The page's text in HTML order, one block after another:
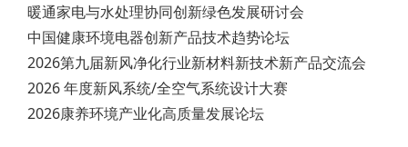
暖通家电与水处理协同创新绿色发展研讨会
中国健康环境电器创新产品技术趋势论坛
2026第九届新风净化行业新材料新技术新产品交流会
2026 年度新风系统/全空气系统设计大赛
2026康养环境产业化高质量发展论坛